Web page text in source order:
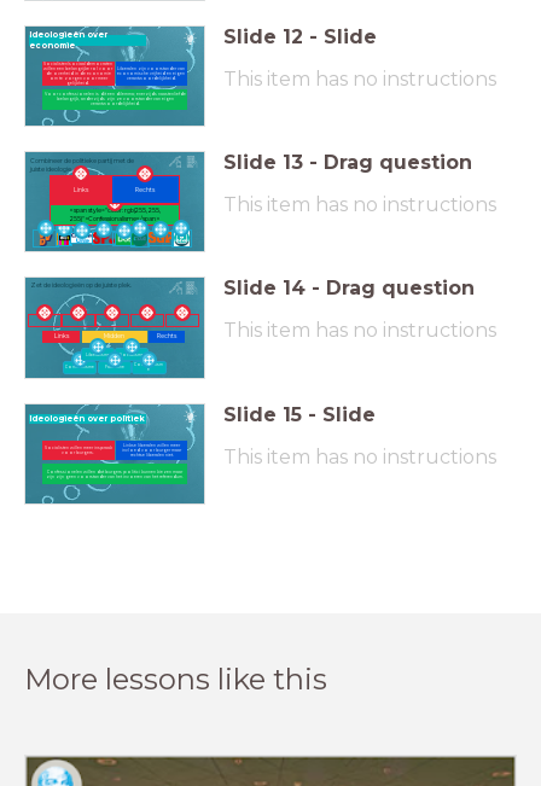
Ideologieën over
economie
Socialisten/sociaaldemocraten
willen een belangrijke rol voor
de overheid in de economie
om te zorgen voor meer
gelijkheid.
Voor confessionelen is dit een dilemma; enerzijds naastenliefde
belangrijk, anderzijds zijn ze voorstander van eigen
verantwoordelijkheid.
Liberalen zijn voorstander van
economische vrijheid en eigen
verantwoordelijkheid.
Slide 12 - Slide
This item has no instructions
Combineer de politieke partij met de
juiste ideologie.
<span style="color: rgb(255, 255,
255)">Confessionalisme</span>
Rechts
Links
Slide 13 - Drag question
This item has no instructions
Links Rechts
Midden
Zet de ideologieën op de juiste plek.
Communisme
Socialisme
Liberalisme
Conservatism
e
Fascisme
Slide 14 - Drag question
This item has no instructions
Ideologieën over politiek
Socialisten willen meer inspraak
voor burgers.
Confessionelen willen dat burgers politici kunnen kiezen maar
zijn zijn geen voorstander van het invoeren van het referendum.
Linkse liberalen willen meer
invloed voor burger maar
rechtse liberalen niet.
Slide 15 - Slide
This item has no instructions
More lessons like this